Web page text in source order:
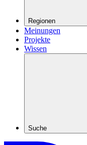
Regionen
Meinungen
Projekte
Wissen
Suche